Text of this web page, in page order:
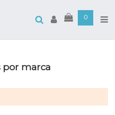
0
por marca